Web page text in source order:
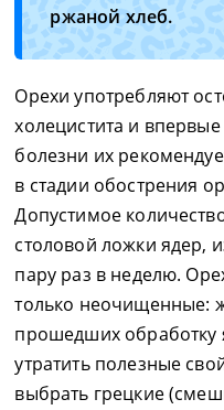
ржаной хлеб.
Орехи употребляют
холецистита и
болезни их
в стадии обострения
Допустимое
столовой ложки ядер,
пару раз в неделю.
только неочищенные:
прошедших обработку
утратить полезные
выбрать грецкие